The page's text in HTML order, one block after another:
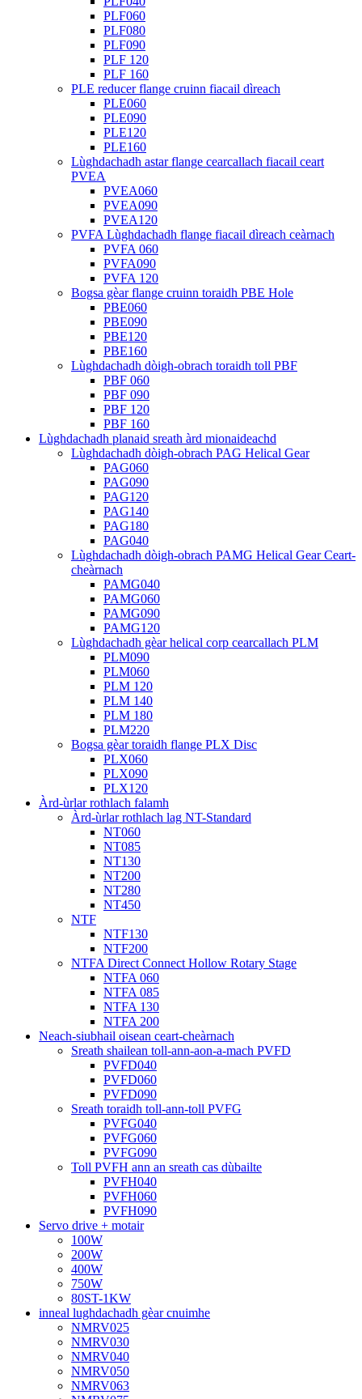
PLF060
PLF080
PLF090
PLF 120
PLF 160
PLE reducer flange cruinn fiacail dìreach
PLE060
PLE090
PLE120
PLE160
Lùghdachadh astar flange cearcallach fiacail ceart
PVEA
PVEA060
PVEA090
PVEA120
PVFA Lùghdachadh flange fiacail dìreach ceàrnach
PVFA 060
PVFA090
PVFA 120
Bogsa gèar flange cruinn toraidh PBE Hole
PBE060
PBE090
PBE120
PBE160
Lùghdachadh dòigh-obrach toraidh toll PBF
PBF 060
PBF 090
PBF 120
PBF 160
Lùghdachadh planaid sreath àrd mionaideachd
Lùghdachadh dòigh-obrach PAG Helical Gear
PAG060
PAG090
PAG120
PAG140
PAG180
PAG040
Lùghdachadh dòigh-obrach PAMG Helical Gear Ceart-
cheàrnach
PAMG040
PAMG060
PAMG090
PAMG120
Lùghdachadh gèar helical corp cearcallach PLM
PLM090
PLM060
PLM 120
PLM 140
PLM 180
PLM220
Bogsa gèar toraidh flange PLX Disc
PLX060
PLX090
PLX120
Àrd-ùrlar rothlach falamh
Àrd-ùrlar rothlach lag NT-Standard
NT060
NT085
NT130
NT200
NT280
NT450
NTF
NTF130
NTF200
NTFA Direct Connect Hollow Rotary Stage
NTFA 060
NTFA 085
NTFA 130
NTFA 200
Neach-siubhail oisean ceart-cheàrnach
Sreath shailean toll-ann-aon-a-mach PVFD
PVFD040
PVFD060
PVFD090
Sreath toraidh toll-ann-toll PVFG
PVFG040
PVFG060
PVFG090
Toll PVFH ann an sreath cas dùbailte
PVFH040
PVFH060
PVFH090
Servo drive + motair
100W
200W
400W
750W
80ST-1KW
inneal lughdachadh gèar cnuimhe
NMRV025
NMRV030
NMRV040
NMRV050
NMRV063